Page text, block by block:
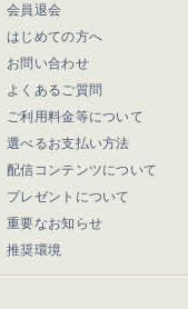
会員退会
はじめての方へ
お問い合わせ
よくあるご質問
ご利用料金等について
選べるお支払い方法
配信コンテンツについて
プレゼントについて
重要なお知らせ
推奨環境